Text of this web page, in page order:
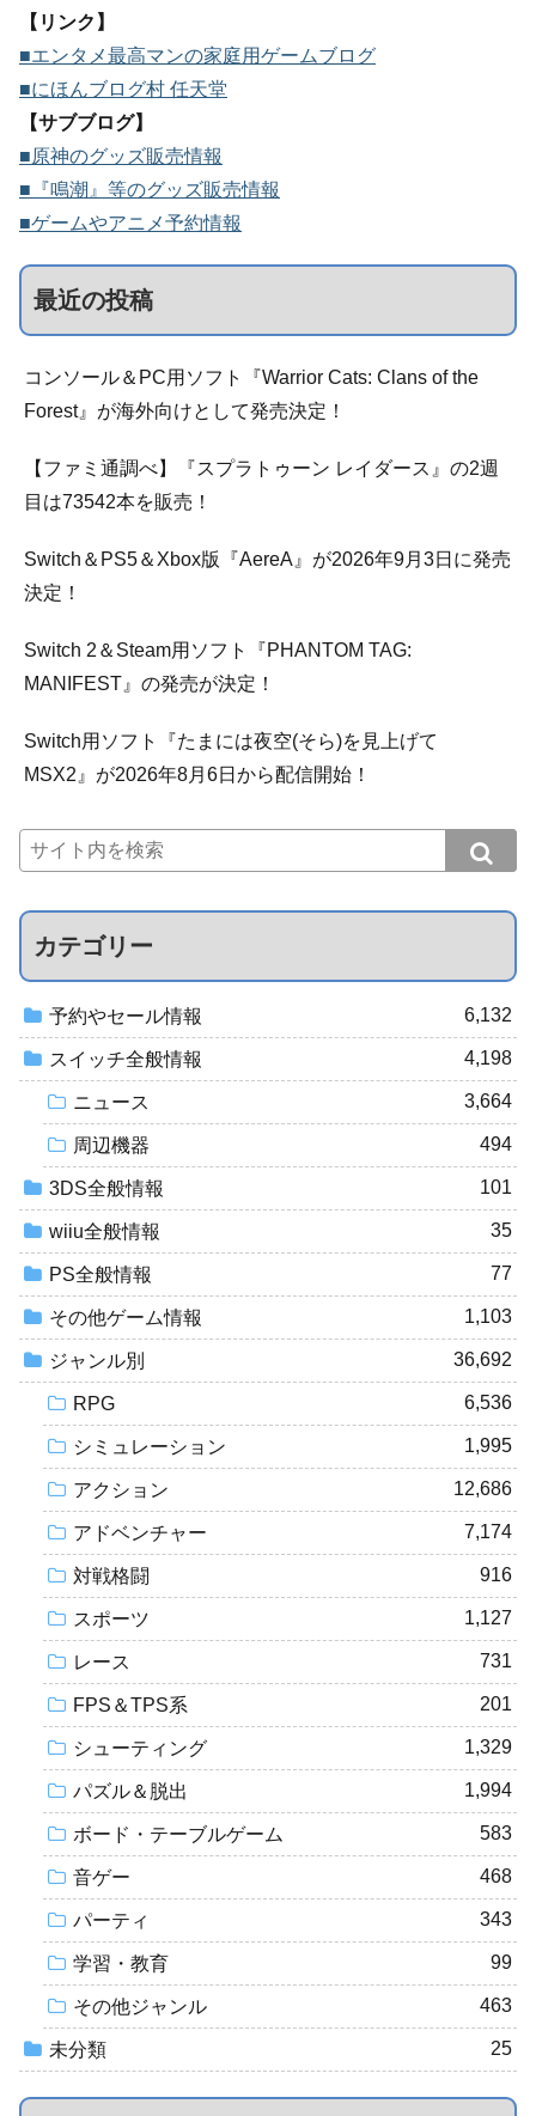
【リンク】
■エンタメ最高マンの家庭用ゲームブログ
■にほんブログ村 任天堂
【サブブログ】
■原神のグッズ販売情報
■『鳴潮』等のグッズ販売情報
■ゲームやアニメ予約情報
最近の投稿
コンソール＆PC用ソフト『Warrior Cats: Clans of the
Forest』が海外向けとして発売決定！
【ファミ通調べ】『スプラトゥーン レイダース』の2週
目は73542本を販売！
Switch＆PS5＆Xbox版『AereA』が2026年9月3日に発売
決定！
Switch 2＆Steam用ソフト『PHANTOM TAG:
MANIFEST』の発売が決定！
Switch用ソフト『たまには夜空(そら)を見上げて
MSX2』が2026年8月6日から配信開始！
カテゴリー
予約やセール情報 6,132
スイッチ全般情報 4,198
ニュース 3,664
周辺機器 494
3DS全般情報 101
wiiu全般情報 35
PS全般情報 77
その他ゲーム情報 1,103
ジャンル別 36,692
RPG 6,536
シミュレーション 1,995
アクション 12,686
アドベンチャー 7,174
対戦格闘 916
スポーツ 1,127
レース 731
FPS＆TPS系 201
シューティング 1,329
パズル＆脱出 1,994
ボード・テーブルゲーム 583
音ゲー 468
パーティ 343
学習・教育 99
その他ジャンル 463
未分類 25